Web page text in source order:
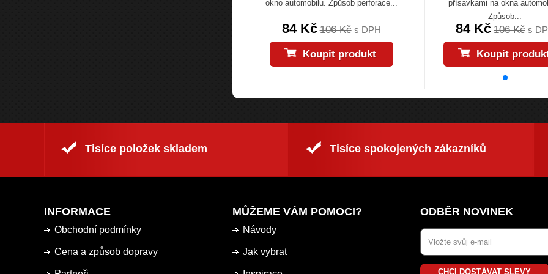
okno automobilu. Způsob perforace...
84 Kč 106 Kčs DPH
Koupit produkt
přísavkami na okna
Způsob...
84 Kč 106 Kčs
Koupit
Tisíce položek skladem Tisíce spokojených zákazníků
INFORMACE
Obchodní podmínky
Cena a způsob dopravy
MŮŽEME VÁM POMOCI?
Návody
Jak vybrat
ODBĚR NOVINEK
CHCI DOSTÁVAT SLEVY